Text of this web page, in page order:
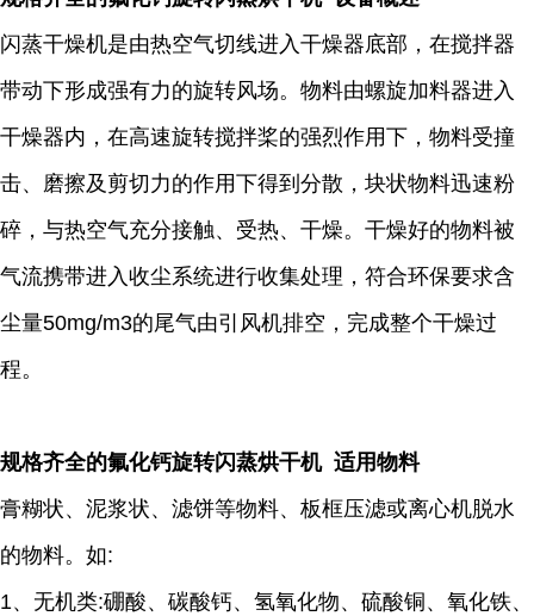
闪蒸干燥机是由热空气切线进入干燥器底部，在搅拌器
带动下形成强有力的旋转风场。物料由螺旋加料器进入
干燥器内，在高速旋转搅拌桨的强烈作用下，物料受撞
击、磨擦及剪切力的作用下得到分散，块状物料迅速粉
碎，与热空气充分接触、受热、干燥。干燥好的物料被
气流携带进入收尘系统进行收集处理，符合环保要求含
尘量50mg/m3的尾气由引风机排空，完成整个干燥过
程。
规格齐全的氟化钙旋转闪蒸烘干机 适用物料
膏糊状、泥浆状、滤饼等物料、板框压滤或离心机脱水
的物料。如:
1、无机类:硼酸、碳酸钙、氢氧化物、硫酸铜、氧化铁、